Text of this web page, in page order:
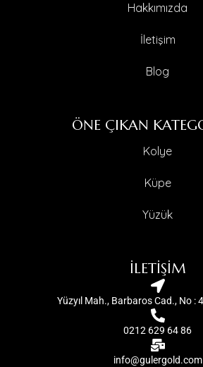
Hakkımızda
İletişim
Blog
ÖNE ÇIKAN
Kolye
Küpe
Yüzük
İLETİŞİM
Yüzyıl Mah., Barbaros Cad., No :
0212 629 64 86
info@gulergold.com